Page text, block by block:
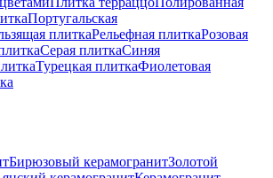
Португальская
плиткаРельефная плиткаРозовая
Серая плиткаСиняя
Турецкая плиткаФиолетовая
Бирюзовый керамогранитЗолотой